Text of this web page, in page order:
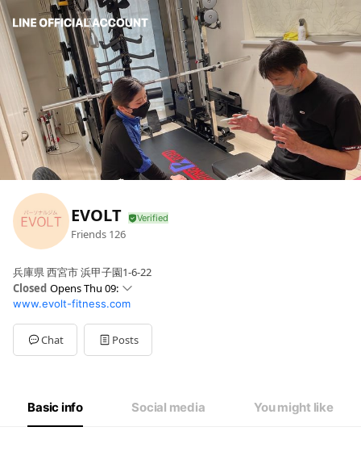
EVOLT
Friends 126
兵庫県 西宮市 浜甲子園1-6-22
Closed Opens Thu 09:
Sun09: - 21:
Mon09: - 21:
Tue09: - 21:
Wed09: - 21:
09: - 21:
www.evolt-fitness.com
Chat Posts
Basic info Social media You might like